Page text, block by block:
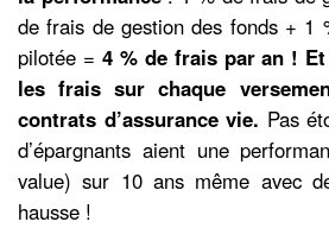
de frais de gestion des fonds + 1
pilotée = 4 % de frais par an !
les frais sur chaque
contrats d’assurance vie. Pas
d’épargnants aient une
value) sur 10 ans même avec
hausse !